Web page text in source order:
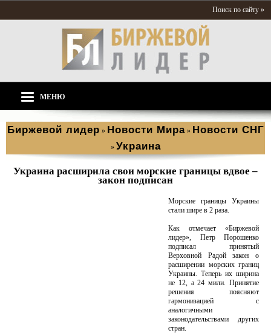
Поиск по сайту »
МЕНЮ
Биржевой лидер » Новости Мира » Новости СНГ
» Украина
Украина расширила свои морские границы вдвое –
закон подписан
Морские границы Украины
стали шире в 2 раза.
Как отмечает «Биржевой
лидер», Петр Порошенко
подписал принятый
Верховной Радой закон о
расширении морских границ
Украины. Теперь их ширина
не 12, а 24 мили. Принятие
решения поясняют
гармонизацией с
аналогичными
законодательствами других
стран.